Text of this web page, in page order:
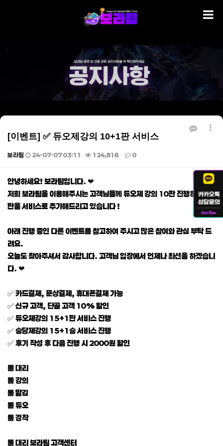
[이벤트] ✅ 듀오제강의 10+1판 서비스
보라팀 24-07-07 03:11 124,818 0
본문
안녕하세요! 보라팀입니다. ❤
저희 보라팀을 이용해주시는 고객님들께 듀오제 강의 10판 진행하시면 1
판을 서비스로 추가해드리고 있습니다 !
아래 진행 중인 다른 이벤트를 참고하여 주시고 많은 참여와 관심 부탁 드
려요.
오늘도 찾아주셔서 감사합니다. 고객님 입장에서 언제나 최선을 하겠습니
다. ❤
✅ 카드결제, 문상결제, 휴대폰결제 가능
✅ 신규 고객, 단골 고객 10% 할인
✅ 듀오제강의 15+1판 서비스 진행
✅ 승당제강의 15+1승 서비스 진행
✅ 후기 작성 후 다음 진행 시 2000원 할인
롤 대리
롤 강의
롤 맡김
롤 듀오
롤 경작
롤 대리 보라팀 고객센터